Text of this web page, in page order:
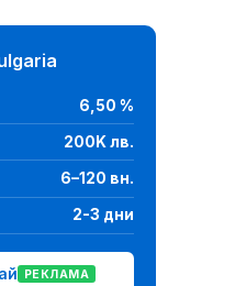
6,50 %
200K лв.
6–120 вн.
2-3 дни
РЕКЛАМА